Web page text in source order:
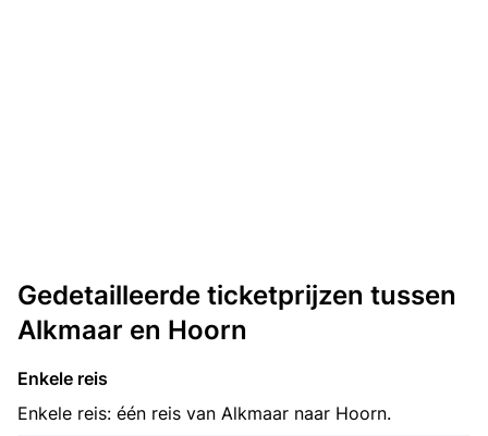
Gedetailleerde ticketprijzen tussen
Alkmaar en Hoorn
Enkele reis
Enkele reis: één reis van Alkmaar naar Hoorn.